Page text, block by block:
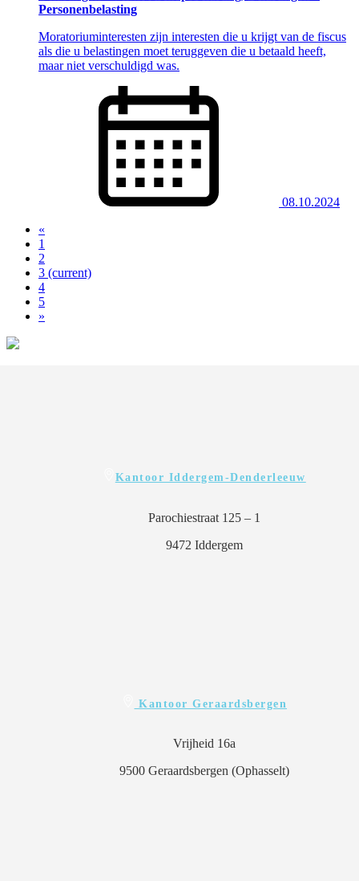
Personenbelasting
Moratoriuminteresten zijn interesten die u krijgt van de fiscus
als die u belastingen moet teruggeven die u betaald heeft,
maar niet verschuldigd was.
08.10.2024
«
1
2
3 (current)
4
5
»
Kantoor Iddergem-Denderleeuw
Parochiestraat 125 – 1
9472 Iddergem
Kantoor Geraardsbergen
Vrijheid 16a
9500 Geraardsbergen (Ophasselt)